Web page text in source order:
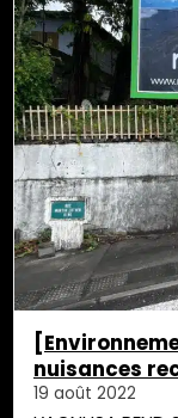
nuisances
19 août 2022